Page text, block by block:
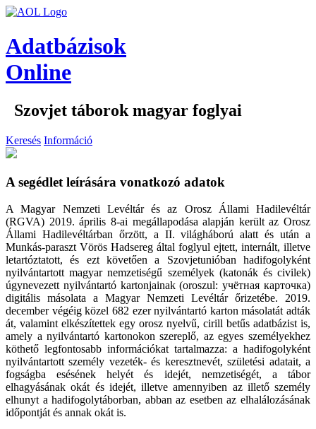
Adatbázisok
Online
Szovjet táborok magyar foglyai
Keresés Információ
A segédlet leírására vonatkozó adatok
A Magyar Nemzeti Levéltár és az Orosz Állami Hadilevéltár
(RGVA) 2019. április 8-ai megállapodása alapján került az Orosz
Állami Hadilevéltárban őrzött, a II. világháború alatt és után a
Munkás-paraszt Vörös Hadsereg által foglyul ejtett, internált, illetve
letartóztatott, és ezt követően a Szovjetunióban hadifogolyként
nyilvántartott magyar nemzetiségű személyek (katonák és civilek)
úgynevezett nyilvántartó kartonjainak (oroszul: учётная карточка)
digitális másolata a Magyar Nemzeti Levéltár őrizetébe. 2019.
december végéig közel 682 ezer nyilvántartó karton másolatát adták
át, valamint elkészítettek egy orosz nyelvű, cirill betűs adatbázist is,
amely a nyilvántartó kartonokon szereplő, az egyes személyekhez
köthető legfontosabb információkat tartalmazza: a hadifogolyként
nyilvántartott személy vezeték- és keresztnevét, születési adatait, a
fogságba esésének helyét és idejét, nemzetiségét, a tábor
elhagyásának okát és idejét, illetve amennyiben az illető személy
elhunyt a hadifogolytáborban, abban az esetben az elhalálozásának
időpontját és annak okát is.